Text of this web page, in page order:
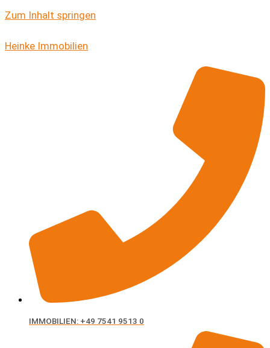
Zum Inhalt springen
Heinke Immobilien
IMMOBILIEN: +49 7541 9513 0